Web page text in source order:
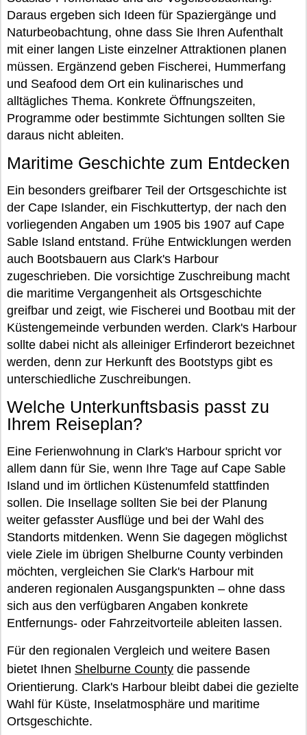
Daraus ergeben sich Ideen für Spaziergänge und
Naturbeobachtung, ohne dass Sie Ihren Aufenthalt
mit einer langen Liste einzelner Attraktionen planen
müssen. Ergänzend geben Fischerei, Hummerfang
und Seafood dem Ort ein kulinarisches und
alltägliches Thema. Konkrete Öffnungszeiten,
Programme oder bestimmte Sichtungen sollten Sie
daraus nicht ableiten.
Maritime Geschichte zum Entdecken
Ein besonders greifbarer Teil der Ortsgeschichte ist
der Cape Islander, ein Fischkuttertyp, der nach den
vorliegenden Angaben um 1905 bis 1907 auf Cape
Sable Island entstand. Frühe Entwicklungen werden
auch Bootsbauern aus Clark's Harbour
zugeschrieben. Die vorsichtige Zuschreibung macht
die maritime Vergangenheit als Ortsgeschichte
greifbar und zeigt, wie Fischerei und Bootbau mit der
Küstengemeinde verbunden werden. Clark's Harbour
sollte dabei nicht als alleiniger Erfinderort bezeichnet
werden, denn zur Herkunft des Bootstyps gibt es
unterschiedliche Zuschreibungen.
Welche Unterkunftsbasis passt zu
Ihrem Reiseplan?
Eine Ferienwohnung in Clark's Harbour spricht vor
allem dann für Sie, wenn Ihre Tage auf Cape Sable
Island und im örtlichen Küstenumfeld stattfinden
sollen. Die Insellage sollten Sie bei der Planung
weiter gefasster Ausflüge und bei der Wahl des
Standorts mitdenken. Wenn Sie dagegen möglichst
viele Ziele im übrigen Shelburne County verbinden
möchten, vergleichen Sie Clark's Harbour mit
anderen regionalen Ausgangspunkten – ohne dass
sich aus den verfügbaren Angaben konkrete
Entfernungs- oder Fahrzeitvorteile ableiten lassen.
Für den regionalen Vergleich und weitere Basen
bietet Ihnen Shelburne County die passende
Orientierung. Clark's Harbour bleibt dabei die gezielte
Wahl für Küste, Inselatmosphäre und maritime
Ortsgeschichte.